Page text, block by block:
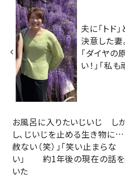
夫に「トド
決意した妻
「ダイヤの
い！」「私も
お風呂に入りたいじいじ し
し、じいじを止める生き物に…
赦ない（笑）」「笑い止まらな
い」 約1年後の現在の話
いた